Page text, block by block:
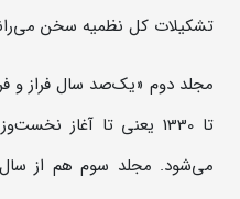
تشکیلات کل نظمیه سخن
تا 1330 يعني تا آغاز